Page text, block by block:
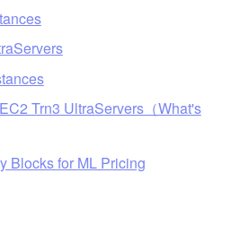
Trn3 UltraServers（What's
Blocks for ML Pricing